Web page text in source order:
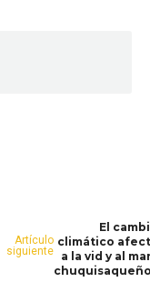
Artículo
siguiente
El
climático
a la vid y al